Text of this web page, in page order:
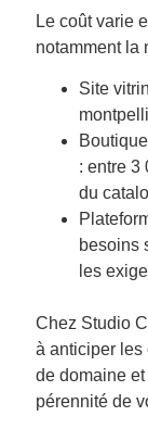
Le coût varie
notamment la
Site
: entre 3
du
besoins
les
Chez Studio
à anticiper les
de domaine
pérennité de